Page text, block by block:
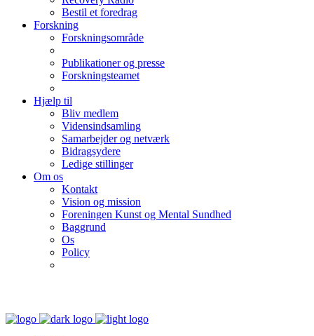
Bestil et foredrag
Forskning
Forskningsområde
Publikationer og presse
Forskningsteamet
Hjælp til
Bliv medlem
Vidensindsamling
Samarbejder og netværk
Bidragsydere
Ledige stillinger
Om os
Kontakt
Vision og mission
Foreningen Kunst og Mental Sundhed
Baggrund
Os
Policy